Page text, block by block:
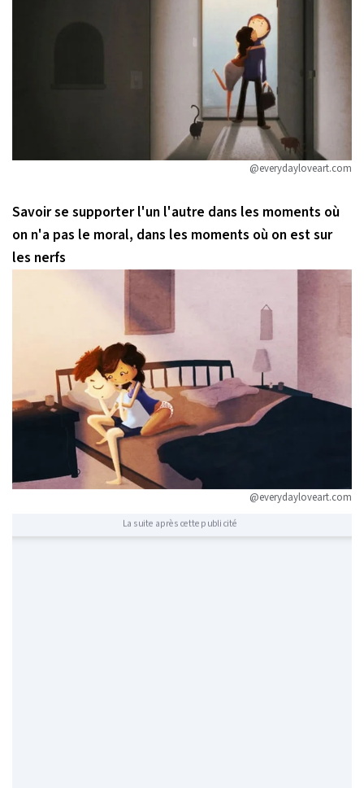
@everydayloveart.com
Savoir se supporter l'un l'autre dans les moments où
on n'a pas le moral, dans les moments où on est sur
les nerfs
@everydayloveart.com
La suite après cette publicité